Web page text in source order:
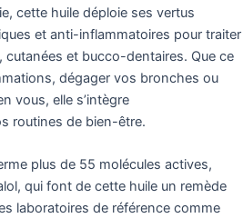
cette huile déploie ses vertus
et anti-inflammatoires pour traiter
et bucco-dentaires. Que ce
dégager vos bronches ou
vous, elle s’intègre
routines de bien-être.
plus de 55 molécules actives,
qui font de cette huile un remède
laboratoires de référence comme